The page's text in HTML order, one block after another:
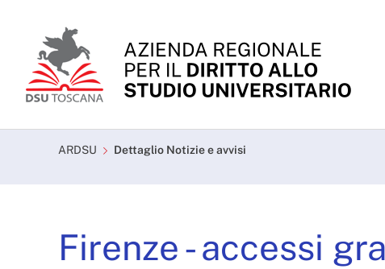
Firenze - accessi gratuiti
ARDSU Dettaglio Notizie e avvisi
Firenze - accessi